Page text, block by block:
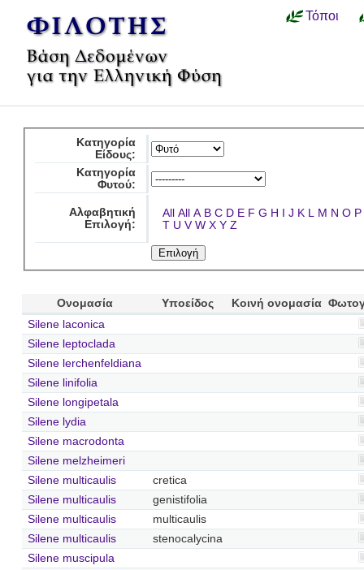
Τόποι
Κατηγορία
Είδους:
Κατηγορία
Φυτού:
Αλφαβητική
Επιλογή:
All All A B C D E F G H I J K L M N O P
T U V W X Y Z
Ονομασία Υποείδος Κοινή ονομασία
Silene laconica
Silene leptoclada
Silene lerchenfeldiana
Silene linifolia
Silene longipetala
Silene lydia
Silene macrodonta
Silene melzheimeri
Silene multicaulis
cretica
Silene multicaulis
genistifolia
Silene multicaulis
multicaulis
Silene multicaulis
stenocalycina
Silene muscipula